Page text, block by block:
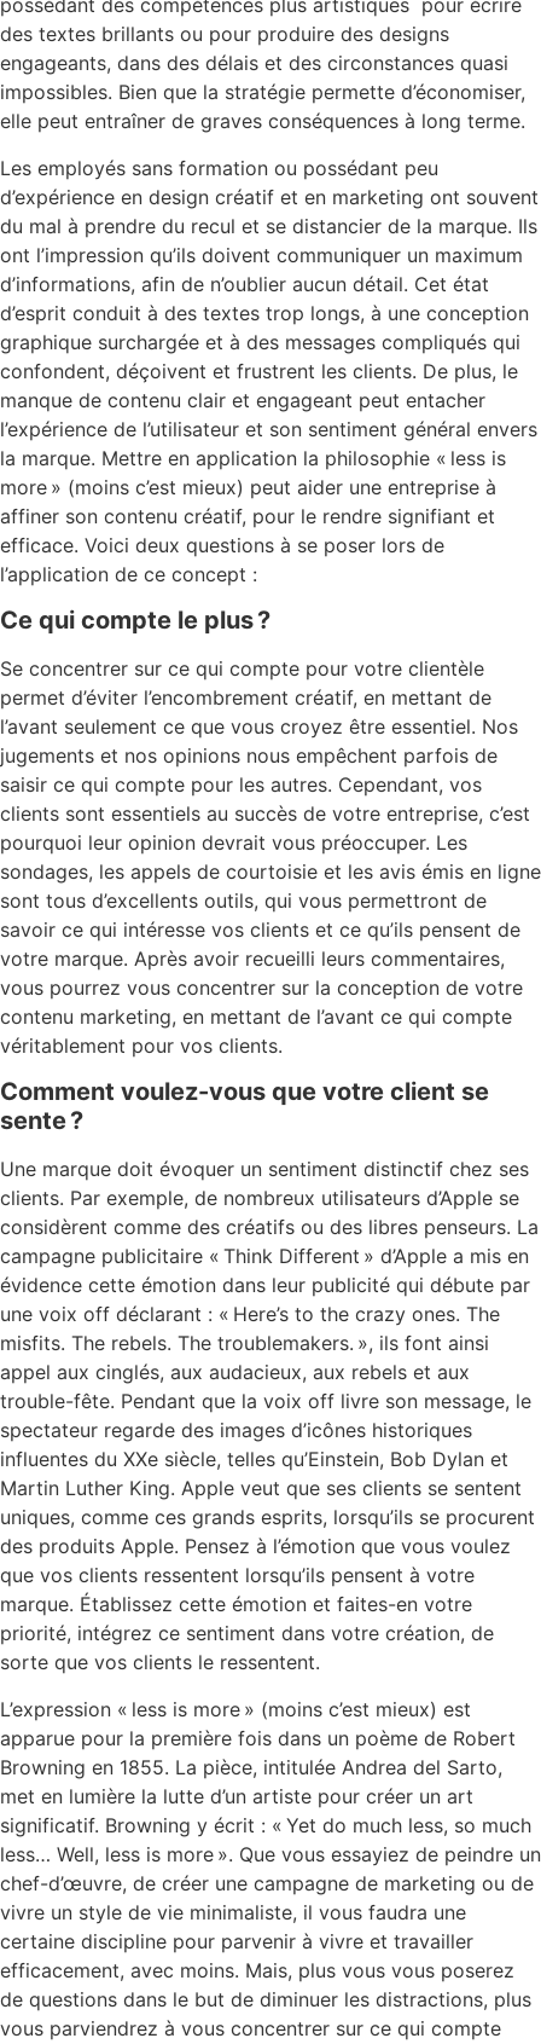
possédant des compétences plus artistiques pour écrire
des textes brillants ou pour produire des designs
engageants, dans des délais et des circonstances quasi
impossibles. Bien que la stratégie permette d’économiser,
elle peut entraîner de graves conséquences à long terme.
Les employés sans formation ou possédant peu
d’expérience en design créatif et en marketing ont souvent
du mal à prendre du recul et se distancier de la marque. Ils
ont l’impression qu’ils doivent communiquer un maximum
d’informations, afin de n’oublier aucun détail. Cet état
d’esprit conduit à des textes trop longs, à une conception
graphique surchargée et à des messages compliqués qui
confondent, déçoivent et frustrent les clients. De plus, le
manque de contenu clair et engageant peut entacher
l’expérience de l’utilisateur et son sentiment général envers
la marque. Mettre en application la philosophie « less is
more » (moins c’est mieux) peut aider une entreprise à
affiner son contenu créatif, pour le rendre signifiant et
efficace. Voici deux questions à se poser lors de
l’application de ce concept :
Ce qui compte le plus ?
Se concentrer sur ce qui compte pour votre clientèle
permet d’éviter l’encombrement créatif, en mettant de
l’avant seulement ce que vous croyez être essentiel. Nos
jugements et nos opinions nous empêchent parfois de
saisir ce qui compte pour les autres. Cependant, vos
clients sont essentiels au succès de votre entreprise, c’est
pourquoi leur opinion devrait vous préoccuper. Les
sondages, les appels de courtoisie et les avis émis en ligne
sont tous d’excellents outils, qui vous permettront de
savoir ce qui intéresse vos clients et ce qu’ils pensent de
votre marque. Après avoir recueilli leurs commentaires,
vous pourrez vous concentrer sur la conception de votre
contenu marketing, en mettant de l’avant ce qui compte
véritablement pour vos clients.
Comment voulez-vous que votre client se
sente ?
Une marque doit évoquer un sentiment distinctif chez ses
clients. Par exemple, de nombreux utilisateurs d’Apple se
considèrent comme des créatifs ou des libres penseurs. La
campagne publicitaire « Think Different » d’Apple a mis en
évidence cette émotion dans leur publicité qui débute par
une voix off déclarant : « Here’s to the crazy ones. The
misfits. The rebels. The troublemakers. », ils font ainsi
appel aux cinglés, aux audacieux, aux rebels et aux
trouble-fête. Pendant que la voix off livre son message, le
spectateur regarde des images d’icônes historiques
influentes du XXe siècle, telles qu’Einstein, Bob Dylan et
Martin Luther King. Apple veut que ses clients se sentent
uniques, comme ces grands esprits, lorsqu’ils se procurent
des produits Apple. Pensez à l’émotion que vous voulez
que vos clients ressentent lorsqu’ils pensent à votre
marque. Établissez cette émotion et faites-en votre
priorité, intégrez ce sentiment dans votre création, de
sorte que vos clients le ressentent.
L’expression « less is more » (moins c’est mieux) est
apparue pour la première fois dans un poème de Robert
Browning en 1855. La pièce, intitulée Andrea del Sarto,
met en lumière la lutte d’un artiste pour créer un art
significatif. Browning y écrit : « Yet do much less, so much
less… Well, less is more ». Que vous essayiez de peindre un
chef-d’œuvre, de créer une campagne de marketing ou de
vivre un style de vie minimaliste, il vous faudra une
certaine discipline pour parvenir à vivre et travailler
efficacement, avec moins. Mais, plus vous vous poserez
de questions dans le but de diminuer les distractions, plus
vous parviendrez à vous concentrer sur ce qui compte